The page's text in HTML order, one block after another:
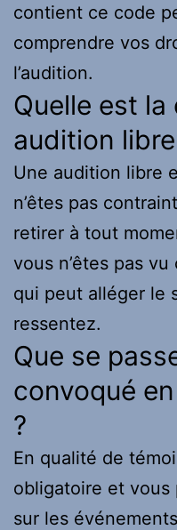
contient ce code
comprendre vos
l’audition.
Quelle est la
audition
Une audition libre
n’êtes pas
retirer à tout
vous n’êtes pas
qui peut alléger le
ressentez.
Que se
convoqué
?
En qualité de
obligatoire et
sur les